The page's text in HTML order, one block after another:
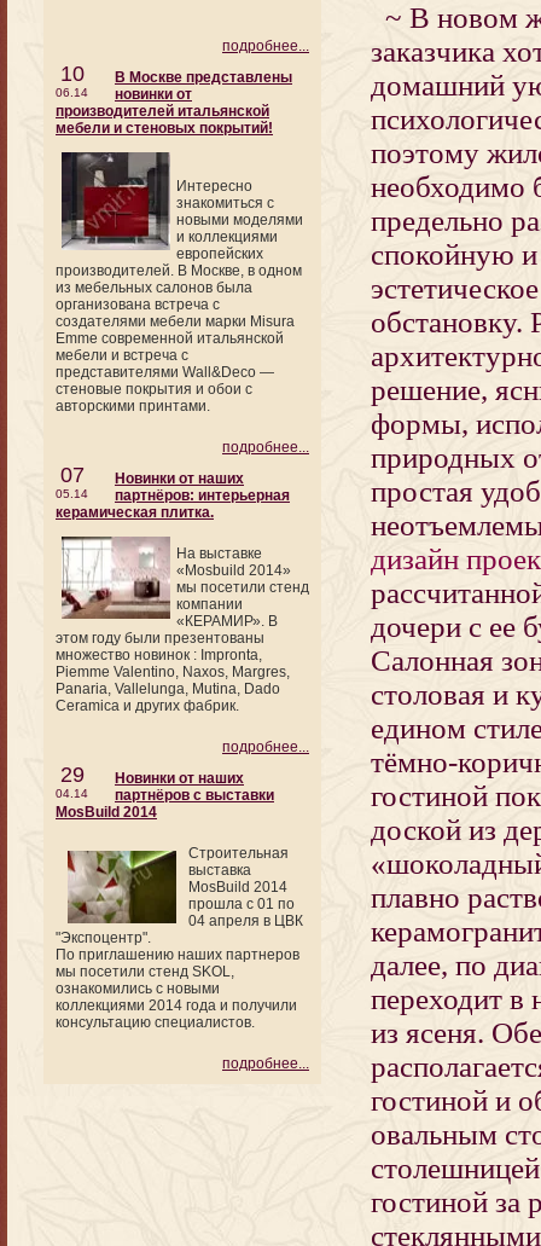
~ В новом
заказчика
домашний
поэтому
необходимо
предельно
спокойную
обстановку.
решение,
формы,
природных
простая
дизайн
дочери с ее
Салонная
столовая и
едином
тёмно-
гостиной
доской из
плавно
далее, по
переходит в
из ясеня.
гостиной и
овальным
гостиной за
подробнее...
10
06.14
В Москве представлены
новинки от
производителей итальянской
мебели и стеновых покрытий!
Интересно
знакомиться с
новыми моделями
и коллекциями
европейских
производителей. В Москве, в одном
из мебельных салонов была
организована встреча с
создателями мебели марки Misura
Emme современной итальянской
мебели и встреча с
представителями Wall&Deco —
стеновые покрытия и обои с
авторскими принтами.
подробнее...
07
05.14
Новинки от наших
партнёров: интерьерная
керамическая плитка.
На выставке
«Mosbuild 2014»
мы посетили стенд
компании
«КЕРАМИР». В
этом году были презентованы
множество новинок : Impronta,
Piemme Valentino, Naxos, Margres,
Panaria, Vallelunga, Mutina, Dado
Ceramica и других фабрик.
подробнее...
29
04.14
Новинки от наших
партнёров с выставки
MosBuild 2014
Строительная
выставка
MosBuild 2014
прошла с 01 по
04 апреля в ЦВК
"Экспоцентр".
По приглашению наших партнеров
мы посетили стенд SKOL,
ознакомились с новыми
коллекциями 2014 года и получили
консультацию специалистов.
подробнее...